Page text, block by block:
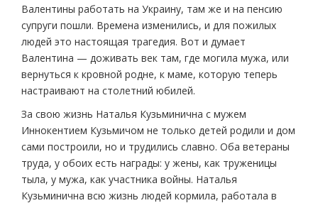
Валентины работать на Украину, там же и на пенсию
супруги пошли. Времена изменились, и для пожилых
людей это настоящая трагедия. Вот и думает
Валентина — доживать век там, где могила мужа, или
вернуться к кровной родне, к маме, которую теперь
настраивают на столетний юбилей.
За свою жизнь Наталья Кузьминична с мужем
Иннокентием Кузьмичом не только детей родили и дом
сами построили, но и трудились славно. Оба ветераны
труда, у обоих есть награды: у жены, как труженицы
тыла, у мужа, как участника войны. Наталья
Кузьминична всю жизнь людей кормила, работала в